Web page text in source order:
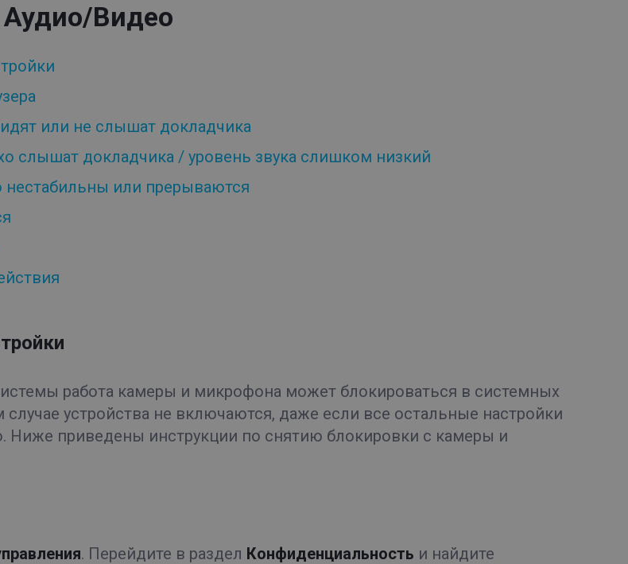
Видео
или не слышат докладчика
слышат докладчика / уровень звука слишком низкий
нестабильны или прерываются
работа камеры и микрофона может блокироваться в системных
случае устройства не включаются, даже если все остальные настройки
Ниже приведены инструкции по снятию блокировки с камеры и
. Перейдите в раздел Конфиденциальность и найдите